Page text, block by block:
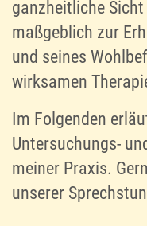
ganzheitliche
maßgeblich zur
und seines
wirksamen
Im Folgenden
Untersuchungs-
meiner Praxis.
unserer